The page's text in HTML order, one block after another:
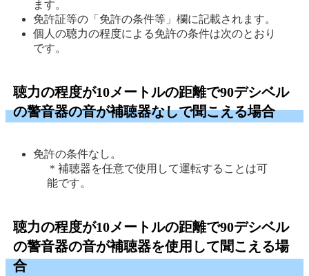
ます。
個人の聴力の程度による免許の条件は次のとおり
です。
聴力の程度が10メートルの距離で90デシベル
の警音器の音が補聴器なしで聞こえる場合
免許の条件なし。
＊補聴器を任意で使用して運転することは可
能です。
聴力の程度が10メートルの距離で90デシベル
の警音器の音が補聴器を使用して聞こえる場
合